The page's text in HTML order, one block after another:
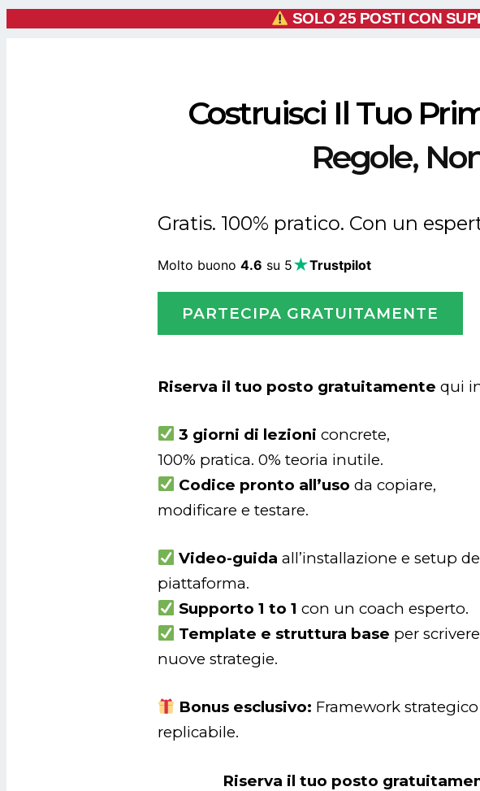
SOLO25 POSTI CON
Costruisci Il Tuo
Regole,
Gratis. 100% pratico. Con un
Molto buono 4.6 su 5★Trustpilot
PARTECIPA GRATUITAMENTE
Riserva il tuo posto gratuitamente qui
3 giorni di lezioni concrete,
100% pratica. 0% teoria inutile.
Codice pronto all’uso da copiare,
modificare e testare.
Video-guida all’installazione e setup
piattaforma.
Supporto 1 to 1 con un coach esperto.
Template e struttura base per scrivere
nuove strategie.
Bonus esclusivo: Framework strategico
replicabile.
Riserva il tuo posto